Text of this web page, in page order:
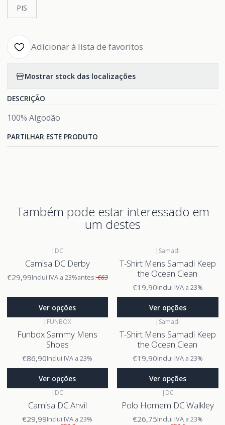
PIS
Adicionar à lista de favoritos
Mostrar stock das localizações
DESCRIÇÃO
100% Algodão
PARTILHAR ESTE PRODUTO
Também pode estar interessado em
um destes
| DC
Camisa DC Derby
€29,99Inclui IVA a 23%antes:€63
Ver opções
| Samadi
T-Shirt Mens Samadi Keep
the Ocean Clean
€19,90Inclui IVA a 23%
Ver opções
| FUNBOX
Funbox Sammy Mens
Shoes
€86,90Inclui IVA a 23%
Ver opções
| Samadi
T-Shirt Mens Samadi Keep
the Ocean Clean
€19,90Inclui IVA a 23%
Ver opções
| DC
Camisa DC Anvil
€29,99Inclui IVA a 23%
| DC
Polo Homem DC Walkley
€26,75Inclui IVA a 23%